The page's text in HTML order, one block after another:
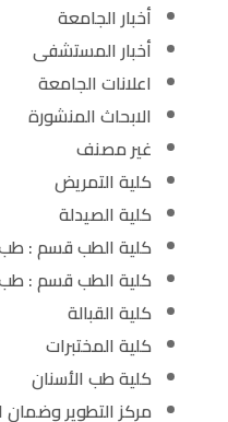
أخبار الجامعة
أخبار المستشفى
اعلانات الجامعة
الابحاث المنشورة
غير مصنف
كلية التمريض
كلية الصيدلة
كلية الطب قسم : طب
كلية الطب قسم :
كلية القبالة
كلية المختبرات
كلية طب الأسنان
مركز التطوير وضمان